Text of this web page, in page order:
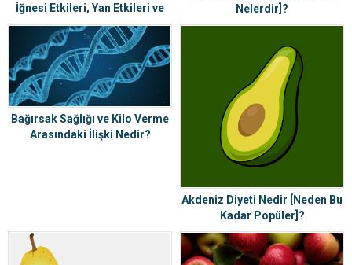
İğnesi Etkileri, Yan Etkileri ve
2026 Güncel Rehberi
Nelerdir]?
Bağırsak Sağlığı ve Kilo Verme
Arasındaki İlişki Nedir?
Akdeniz Diyeti Nedir [Neden Bu
Kadar Popüler]?